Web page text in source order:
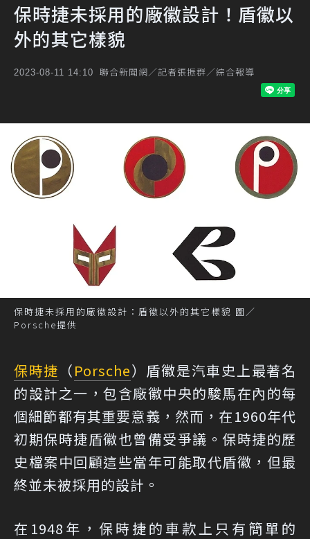
保時捷未採用的廠徽設計！盾徽以
外的其它樣貌
2023-08-11 14:10 聯合新聞網／記者張振群／綜合報導
保時捷未採用的廠徽設計：盾徽以外的其它樣貌 圖／
Porsche提供
保時捷 （Porsche）盾徽是汽車史上最著名
的設計之一，包含廠徽中央的駿馬在內的每
個細節都有其重要意義，然而，在1960年代
初期保時捷盾徽也曾備受爭議。保時捷的歷
史檔案中回顧這些當年可能取代盾徽，但最
終並未被採用的設計。
在1948年，保時捷的車款上只有簡單的